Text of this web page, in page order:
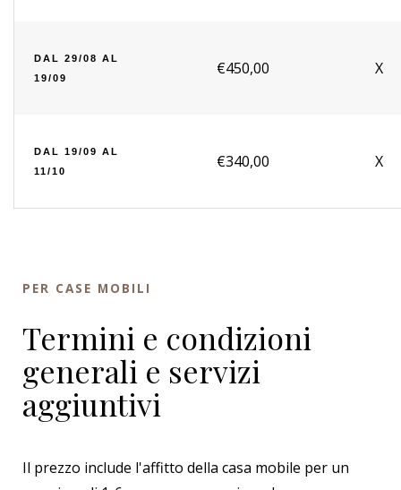
DAL 29/08 AL
19/09
€450,00 X
DAL 19/09 AL
11/10
€340,00 X
PER CASE MOBILI
Termini e condizioni
generali e servizi
aggiuntivi
Il prezzo include l'affitto della casa mobile per un